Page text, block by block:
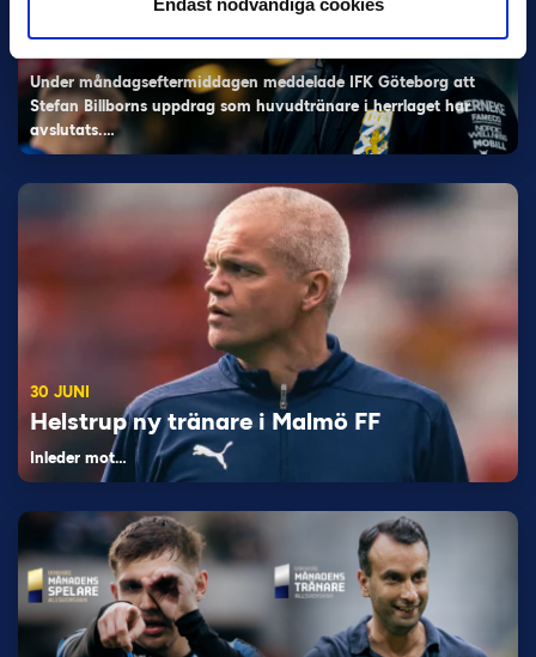
Joachim Björklund tar över IFK Göteborg
Under måndagseftermiddagen meddelade IFK Göteborg att
Stefan Billborns uppdrag som huvudtränare i herrlaget har
avslutats.…
30 JUNI
Helstrup ny tränare i Malmö FF
Inleder mot…